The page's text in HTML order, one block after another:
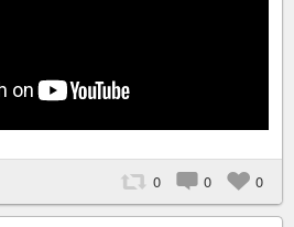
0 0 0